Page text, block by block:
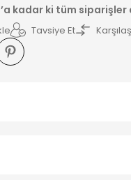
kadar ki tüm siparişler
Tavsiye Et